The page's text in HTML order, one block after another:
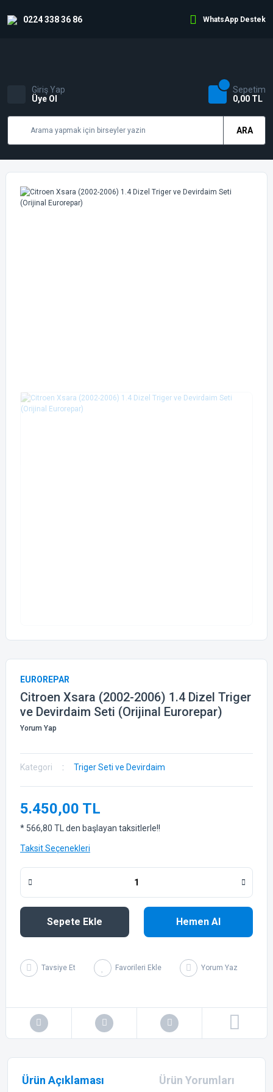
0224 338 36 86 WhatsApp Destek
ARA
Giriş Yap
Üye Ol
Sepetim
0,00 TL
EUROREPAR
Citroen Xsara (2002-2006) 1.4 Dizel Triger
ve Devirdaim Seti (Orijinal Eurorepar)
Yorum Yap
Kategori Triger Seti ve Devirdaim
5.450,00 TL
* 566,80 TL den başlayan taksitlerle!!
Taksit Seçenekleri
Sepete Ekle Hemen Al
Tavsiye Et Yorum Yaz
Ürün Açıklaması Ürün Yorumları